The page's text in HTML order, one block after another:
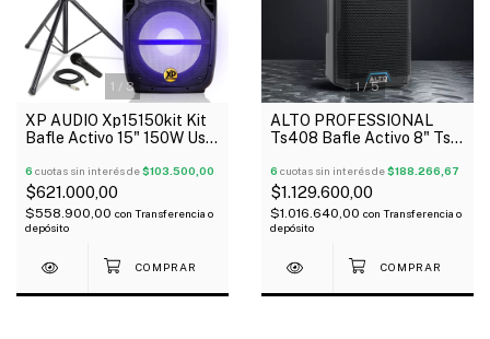
1 / 3
XP AUDIO Xp15150kit Kit
Bafle Activo 15" 150W Usb
Micrófono
6 cuotas sin interés de$103.500,00
$621.000,00
$558.900,00 con Transferencia o
depósito
1/5
ALTO PROFESSIONAL
Ts408 Bafle Activo 8" Ts4
Bluetooth
6 cuotas sin interés de$188.266,67
$1.129.600,00
$1.016.640,00 con Transferencia o
depósito